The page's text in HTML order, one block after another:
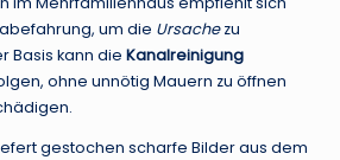
um die Ursachezu
Basis kann die Kanalreinigung
ohne unnötig Mauern zu öffnen
gestochen scharfe Bilder aus dem